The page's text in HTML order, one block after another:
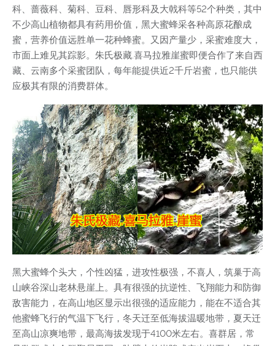
科、蔷薇科、菊科、豆科、唇形科及大戟科等52个种类，其中
不少高山植物都具有药用价值，黑大蜜蜂采各种高原花酿成
蜜，营养价值远胜单一花种蜂蜜。又因产量少，采蜜难度大，
市面上难见其踪影。朱氏极藏.喜马拉雅崖蜜即便合作了来自西
藏、云南多个采蜜团队，每年能提供近2千斤岩蜜，也只能供
应极其有限的消费群体。
黑大蜜蜂个头大，个性凶猛，进攻性极强，不喜人，筑巢于高
山峡谷深山老林悬崖上。具有很强的抗逆性、飞翔能力和防御
敌害能力，在高山地区显示出很强的适应能力，能在不适合其
他蜜蜂飞行的气温下飞行，冬天迁至低海拔温暖地带，夏天迁
至高山凉爽地带，最高海拔发现于4100米左右。喜群居，常